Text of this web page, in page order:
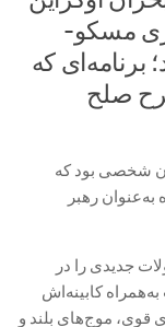
مسکو-
برنامه‌ای که
صلح
میزبان شخصی بود که
رهبر
جدیدی را در
کابینه‌اش
قوی، موج‌های بلند و